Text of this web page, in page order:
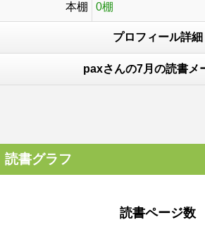
本棚 0棚
プロフィール詳細
paxさんの7月の読書メ
読書グラフ
読書ページ数